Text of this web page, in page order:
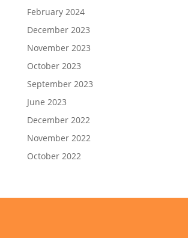
February 2024
December 2023
November 2023
October 2023
September 2023
June 2023
December 2022
November 2022
October 2022